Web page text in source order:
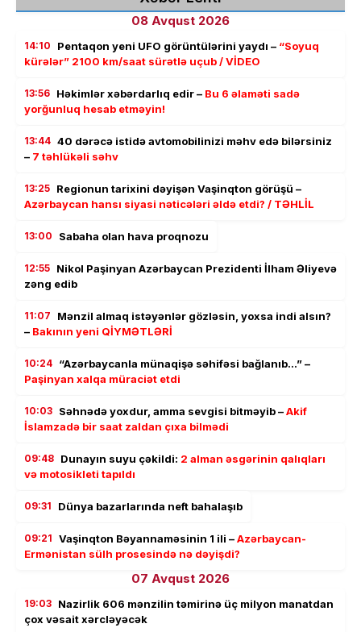
08 Avqust 2026
14:10 Pentaqon yeni UFO görüntülərini yaydı – “Soyuq
kürələr” 2100 km/saat sürətlə uçub / VİDEO
13:56 Həkimlər xəbərdarlıq edir – Bu 6 əlaməti sadə
yorğunluq hesab etməyin!
13:44 40 dərəcə istidə avtomobilinizi məhv edə bilərsiniz
– 7 təhlükəli səhv
13:25 Regionun tarixini dəyişən Vaşinqton görüşü –
Azərbaycan hansı siyasi nəticələri əldə etdi? / TƏHLİL
13:00 Sabaha olan hava proqnozu
12:55 Nikol Paşinyan Azərbaycan Prezidenti İlham Əliyevə
zəng edib
11:07
Mənzil almaq istəyənlər gözləsin, yoxsa indi alsın?
– Bakının yeni QİYMƏTLƏRİ
10:24 “Azərbaycanla münaqişə səhifəsi bağlanıb…” –
Paşinyan xalqa müraciət etdi
10:03 Səhnədə yoxdur, amma sevgisi bitməyib –Akif
İslamzadə bir saat zaldan çıxa bilmədi
09:48 Dunayın suyu çəkildi: 2 alman əsgərinin qalıqları
və motosikleti tapıldı
09:31 Dünya bazarlarında neft bahalaşıb
09:21 Vaşinqton Bəyannaməsinin 1 ili –Azərbaycan-
Ermənistan sülh prosesində nə dəyişdi?
07 Avqust 2026
19:03 Nazirlik 606 mənzilin təmirinə üç milyon manatdan
çox vəsait xərcləyəcək